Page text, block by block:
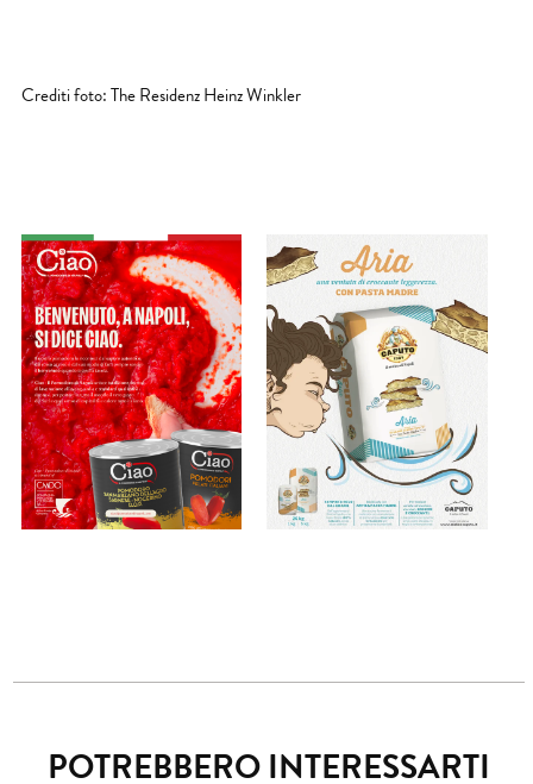
Crediti foto: The Residenz Heinz Winkler
POTREBBERO INTERESSARTI